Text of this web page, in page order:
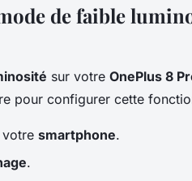
de faible
sur votre OnePlus 8
pour configurer cette
smartphone.
.